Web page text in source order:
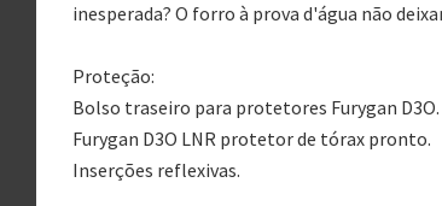
inesperada? O forro à prova d'água não
Proteção:
Bolso traseiro para protetores Furygan D3O.
Furygan D3O LNR protetor de tórax pronto.
Inserções reflexivas.